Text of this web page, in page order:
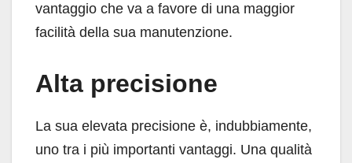
vantaggio che va a favore di una maggior
facilità della sua manutenzione.
Alta precisione
La sua elevata precisione è, indubbiamente,
uno tra i più importanti vantaggi. Una qualità